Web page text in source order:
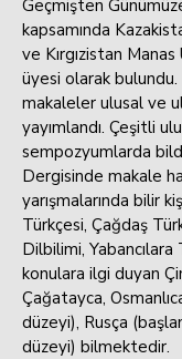
Geçmişten
kapsamında
ve Kırgızistan
üyesi olarak
makaleler ulusal ve
yayımlandı. Çeşitli
sempozyumlarda
Dergisinde makale
yarışmalarında bilir
Türkçesi, Çağdaş
Dilbilimi,
konulara ilgi duyan
Çağatayca,
düzeyi), Rusça
düzeyi) bilmektedir.